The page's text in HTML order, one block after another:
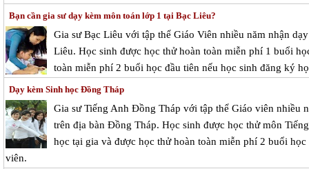
Bạn cần gia sư dạy kèm môn toán lớp 1 tại Bạc Liêu?
Gia sư Bạc Liêu với tập thể Giáo Viên nhiều năm nhận
Liêu. Học sinh được học thử hoàn toàn miễn phí 1 buổi
toàn miễn phí 2 buổi học đầu tiên nếu học sinh đăng ký
Dạy kèm Sinh học Đồng Tháp
Gia sư Tiếng Anh Đồng Tháp với tập thể Giáo viên nhiều
trên địa bàn Đồng Tháp. Học sinh được học thử môn
học tại gia và được học thử hoàn toàn miễn phí 2 buổi
viên.